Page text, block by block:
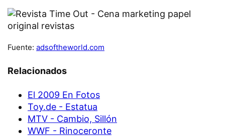
Fuente: adsoftheworld.com
Relacionados
El 2009 En Fotos
Toy.de - Estatua
MTV - Cambio, Sillón
WWF - Rinoceronte